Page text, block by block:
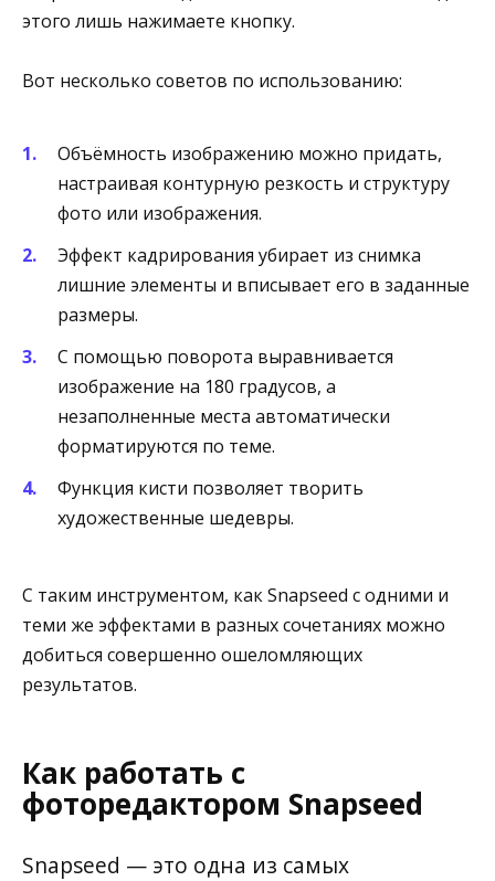
этого лишь нажимаете кнопку.
Вот несколько советов по использованию:
Объёмность изображению можно придать,
настраивая контурную резкость и структуру
фото или изображения.
Эффект кадрирования убирает из снимка
лишние элементы и вписывает его в заданные
размеры.
С помощью поворота выравнивается
изображение на 180 градусов, а
незаполненные места автоматически
форматируются по теме.
Функция кисти позволяет творить
художественные шедевры.
С таким инструментом, как Snapseed с одними и
теми же эффектами в разных сочетаниях можно
добиться совершенно ошеломляющих
результатов.
Как работать с
фоторедактором Snapseed
Snapseed — это одна из самых